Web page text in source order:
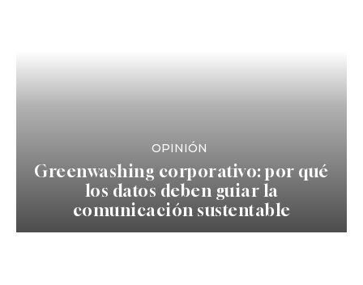
OPINIÓN
Greenwashing corporativo: por qué
los datos deben guiar la
comunicación sustentable